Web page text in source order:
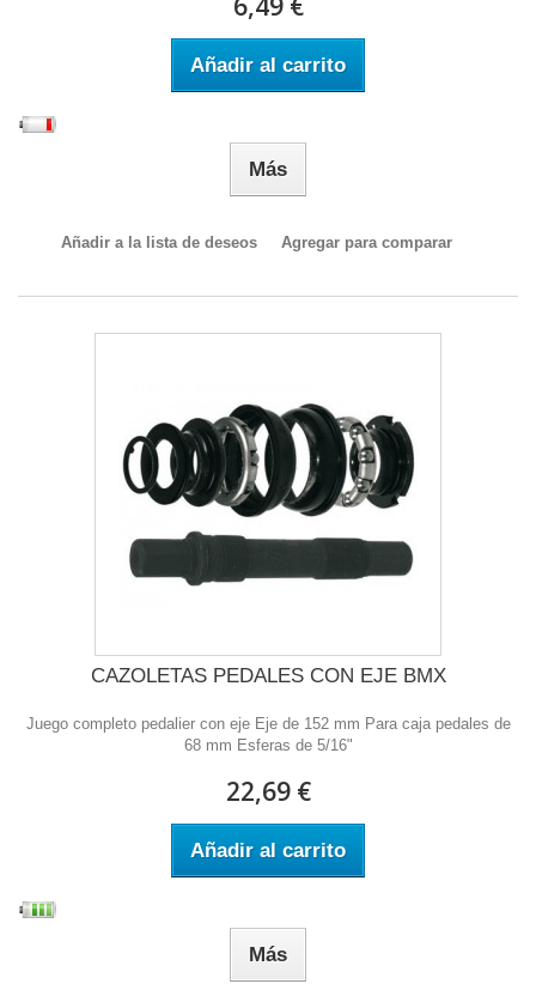
Añadir al carrito
Más
Añadir a la lista de deseos Agregar para comparar
CAZOLETAS PEDALES CON EJE BMX
Juego completo pedalier con eje Eje de 152 mm Para caja pedales de
68 mm Esferas de 5/16"
22,69 €
Añadir al carrito
Más